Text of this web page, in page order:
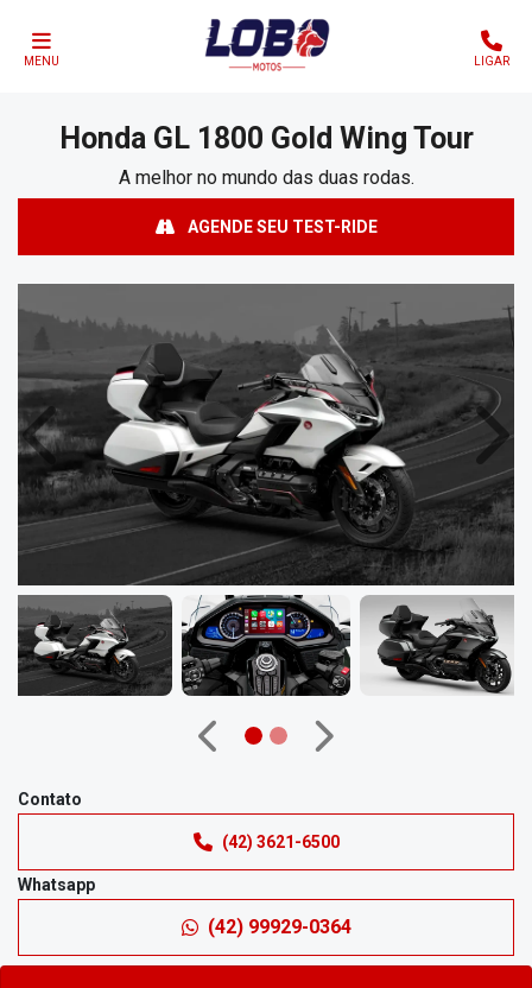
MENU LIGAR
HondaGL 1800 Gold Wing Tour
A melhor no mundo das duas rodas.
AGENDE SEU TEST-RIDE
Anterior
Anterior Próximo
Contato
(42) 3621-6500
Whatsapp
(42) 99929-0364